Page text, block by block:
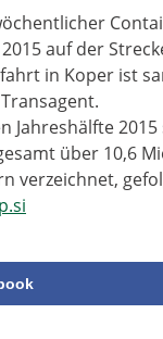
auf der
in Koper ist
Jahreshälfte
über 10,6
verzeichnet,